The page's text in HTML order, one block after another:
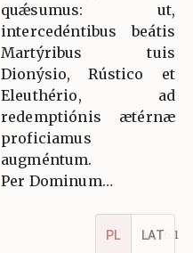
quǽsumus: ut,
intercedéntibus beátis
Martýribus tuis
Dionýsio, Rústico et
Eleuthério, ad
redemptiónis ætérnæ
proficiamus
augméntum.
Per Dominum…
PL LAT
v5.16.1